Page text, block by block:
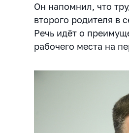
Он напомнил, что
второго родителя в
Речь идёт о
рабочего места на